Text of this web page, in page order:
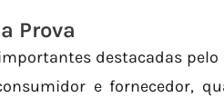
Prova
destacadas pelo
e fornecedor,